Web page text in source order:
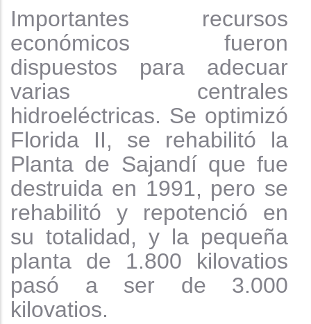
Importantes recursos
económicos fueron
dispuestos para adecuar
varias centrales
hidroeléctricas. Se optimizó
Florida II, se rehabilitó la
Planta de Sajandí que fue
destruida en 1991, pero se
rehabilitó y repotenció en
su totalidad, y la pequeña
planta de 1.800 kilovatios
pasó a ser de 3.000
kilovatios.